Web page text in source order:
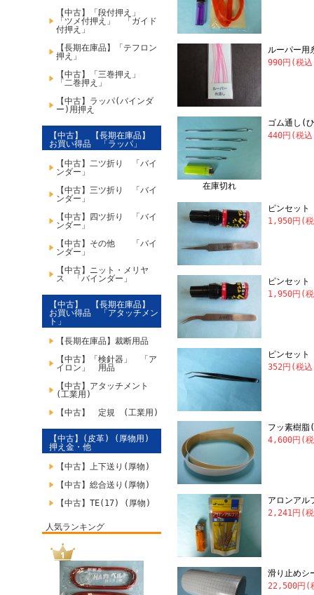
【中古】「段付押え」
「ツメ付押え」 「ガイド
付押え」
【長期在庫品】「テフロン
押え」
【中古】「三巻押え」
「二巻押え」
【中古】ラッパ(バインダ
ー)用押え
【中古】 【長期在庫品】
お買い得品 「ラッパ」
【中古】二ツ折り 「バイ
ンダー」
【中古】三ツ折り 「バイ
ンダー」
【中古】四ツ折り 「バイ
ンダー」
【中古】その他 「バイ
ンダー」
【中古】ニット・メリヤ
ス 「バインダー」
【中古】 【長期在庫品】
お買い得品 「アタッチメン
ト」
【長期在庫品】裁断用品
【中古】「検針器」 「ア
イロン」 用品
【中古】アタッチメント
(工業用)
【中古】 定規 (工業用)
【中古】(皮革) (厚物用)
押え金・他
【中古】上下送り(厚物)
【中古】総合送り(厚物)
【中古】TE(17) (厚物)
人気ランキング
ルーパー
990円(税
在庫切れ
ゴム通し(
440円(税
ピンセッ
1,950円(
ピンセッ
1,950円(
ピンセッ
352円(税
フッ素樹
4,600円(
アロンア
2,241円(
滑り止め
22,500円(